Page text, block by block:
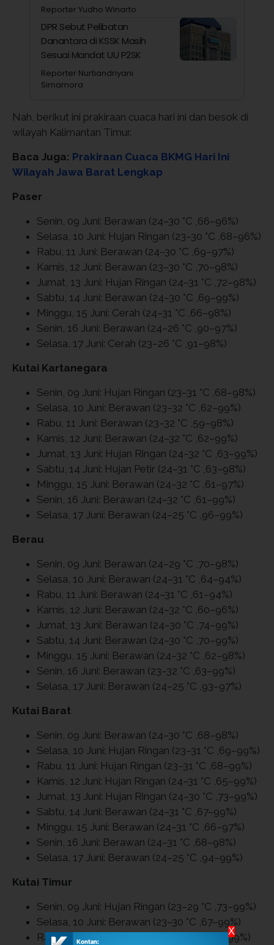
Reporter Yudho Winarto
DPR Sebut Pelibatan
Danantara di KSSK Masih
Sesuai Mandat UU P2SK
Reporter Nurtiandriyani
Simamora
Nah, berikut ini prakiraan cuaca hari ini dan besok di
wilayah Kalimantan Timur.
Baca Juga: Prakiraan Cuaca BKMG Hari Ini
Wilayah Jawa Barat Lengkap
Paser
Senin, 09 Juni: Berawan (24–30 °C ,66–96%)
Selasa, 10 Juni: Hujan Ringan (23–30 °C ,68–96%)
Rabu, 11 Juni: Berawan (24–30 °C ,69–97%)
Kamis, 12 Juni: Berawan (23–30 °C ,70–98%)
Jumat, 13 Juni: Hujan Ringan (24–31 °C ,72–98%)
Sabtu, 14 Juni: Berawan (24–30 °C ,69–99%)
Minggu, 15 Juni: Cerah (24–31 °C ,66–98%)
Senin, 16 Juni: Berawan (24–26 °C ,90–97%)
Selasa, 17 Juni: Cerah (23–26 °C ,91–98%)
Kutai Kartanegara
Senin, 09 Juni: Hujan Ringan (23–31 °C ,68–98%)
Selasa, 10 Juni: Berawan (23–32 °C ,62–99%)
Rabu, 11 Juni: Berawan (23–32 °C ,59–98%)
Kamis, 12 Juni: Berawan (24–32 °C ,62–99%)
Jumat, 13 Juni: Hujan Ringan (24–32 °C ,63–99%)
Sabtu, 14 Juni: Hujan Petir (24–31 °C ,63–98%)
Minggu, 15 Juni: Berawan (24–32 °C ,61–97%)
Senin, 16 Juni: Berawan (24–32 °C ,61–99%)
Selasa, 17 Juni: Berawan (24–25 °C ,96–99%)
Berau
Senin, 09 Juni: Berawan (24–29 °C ,70–98%)
Selasa, 10 Juni: Berawan (24–31 °C ,64–94%)
Rabu, 11 Juni: Berawan (24–31 °C ,61–94%)
Kamis, 12 Juni: Berawan (24–32 °C ,60–96%)
Jumat, 13 Juni: Berawan (24–30 °C ,74–99%)
Sabtu, 14 Juni: Berawan (24–30 °C ,70–99%)
Minggu, 15 Juni: Berawan (24–32 °C ,62–98%)
Senin, 16 Juni: Berawan (23–32 °C ,63–99%)
Selasa, 17 Juni: Berawan (24–25 °C ,93–97%)
Kutai Barat
Senin, 09 Juni: Berawan (24–30 °C ,68–98%)
Selasa, 10 Juni: Hujan Ringan (23–31 °C ,69–99%)
Rabu, 11 Juni: Hujan Ringan (23–31 °C ,68–99%)
Kamis, 12 Juni: Hujan Ringan (24–31 °C ,65–99%)
Jumat, 13 Juni: Hujan Ringan (24–30 °C ,73–99%)
Sabtu, 14 Juni: Berawan (24–31 °C ,67–99%)
Minggu, 15 Juni: Berawan (24–31 °C ,66–97%)
Senin, 16 Juni: Berawan (24–31 °C ,68–98%)
Selasa, 17 Juni: Berawan (24–25 °C ,94–99%)
Kutai Timur
Senin, 09 Juni: Hujan Ringan (23–29 °C ,73–99%)
Selasa, 10 Juni: Berawan (23–30 °C ,67–99%)
Rabu, 11 Juni: Hujan Ringan (23–31 °C ,67–99%)
X